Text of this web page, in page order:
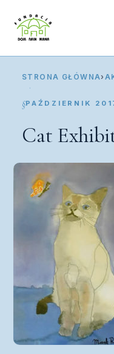
STRONA GŁÓWNA›
PAŹDZIERNIK
Cat